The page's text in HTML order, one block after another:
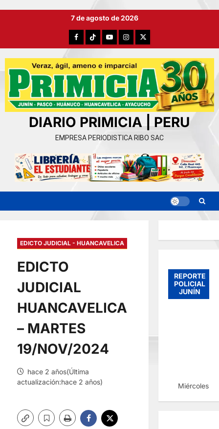
7 de agosto de 2026
FacebookTikTokYouTubeInstagram
X
DIARIO PRIMICIA | PERU
EMPRESA PERIODISTICA RIBO SAC
EDICTO JUDICIAL - HUANCAVELICA
EDICTO
JUDICIAL
HUANCAVELICA
– MARTES
19/NOV/2024
hace 2 años(Última
actualización:hace 2 años)
REPORTE
POLICIAL
JUNÍN
Miércoles,